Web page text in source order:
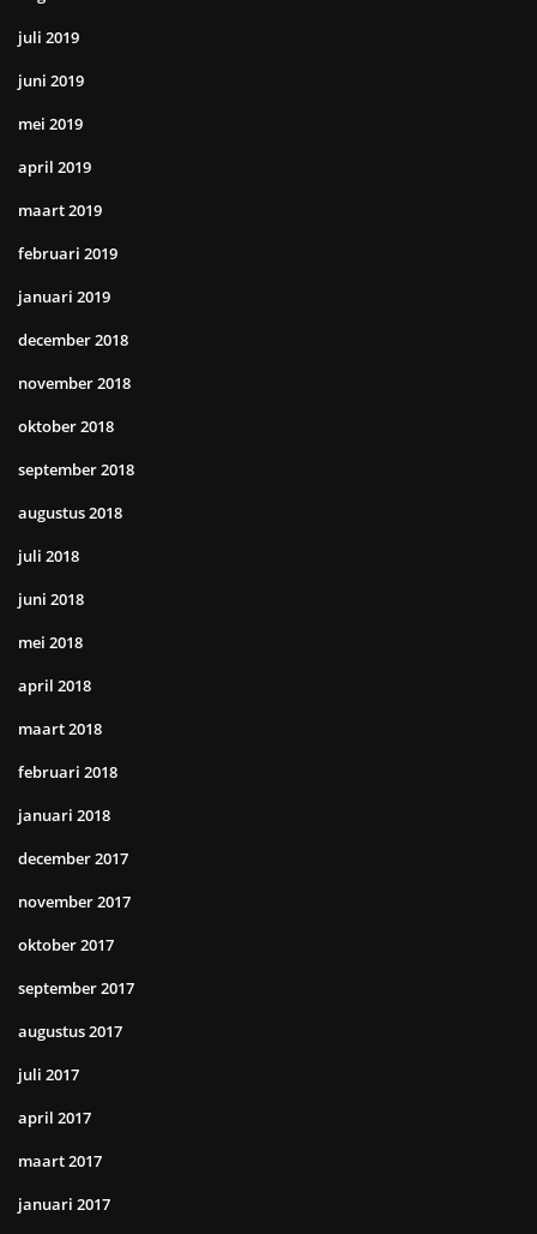
juli 2019
juni 2019
mei 2019
april 2019
maart 2019
februari 2019
januari 2019
december 2018
november 2018
oktober 2018
september 2018
augustus 2018
juli 2018
juni 2018
mei 2018
april 2018
maart 2018
februari 2018
januari 2018
december 2017
november 2017
oktober 2017
september 2017
augustus 2017
juli 2017
april 2017
maart 2017
januari 2017